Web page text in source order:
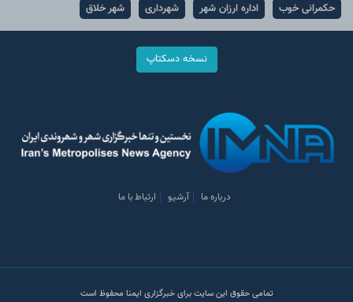
حکمرانی خوب
اداره ارزان شهر شهرداری شهر خلاق
نسخه دسکتاپ
درباره ما آرشیو ارتباط با ما
تمامی حقوق این سایت برای خبرگزاری ایمنا محفوظ است